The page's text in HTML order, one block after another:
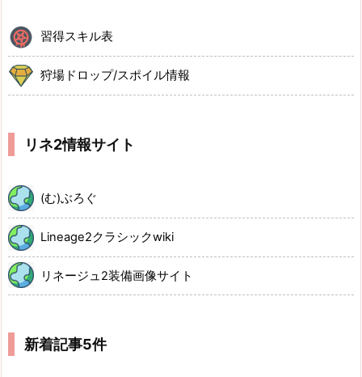
習得スキル表
狩場ドロップ/スポイル情報
リネ2情報サイト
(む)ぶろぐ
Lineage2クラシックwiki
リネージュ2装備画像サイト
新着記事5件